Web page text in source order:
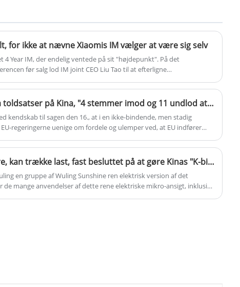
kommer med en 1,4T-motor og en 7-trins
dobbeltkoblingsgearkasse.
for ikke at nævne Xiaomis IM vælger at være sig selv
4 Year IM, der endelig ventede på sit "højdepunkt". På det
før salg lod IM joint CEO Liu Tao til at efterligne
latterliggjorde gentagne gange Xiaomi "Der er ingen reel
af imitation".
Med hensyn til de ekstra toldsatser på Kina, "4 stemmer imod og 11 undlod at stemme i EU"
kendskab til sagen den 16., at i en ikke-bindende, men stadig
regeringerne uenige om fordele og ulemper ved, at EU indfører
i mange EU-medlemslande.
Kan gå i stå, kan campere, kan trække last, fast besluttet på at gøre Kinas "K-bil" Wuling Sunshine ren elektrisk version af de officielle tegninger
en gruppe af Wuling Sunshine ren elektrisk version af det
de mange anvendelser af dette rene elektriske mikro-ansigt, inklusive